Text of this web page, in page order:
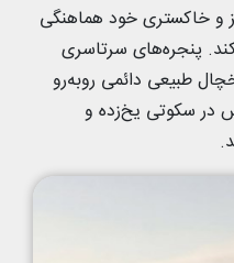
و خاکستری خود هماهنگی
پنجره‌های سرتاسری
طبیعی دائمی روبه‌رو
در سکوتی یخ‌زده و